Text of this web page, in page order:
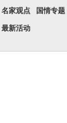
名家观点 国情专题
最新活动